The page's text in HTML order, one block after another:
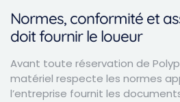
Normes, conformité et
doit fournir le loueur
Avant toute réservation de
matériel respecte les normes
l’entreprise fournit les